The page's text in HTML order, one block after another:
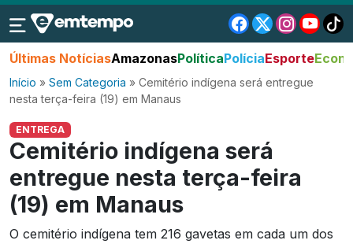
Últimas NotíciasAmazonasPolíticaPolíciaEsporte
Início » Sem Categoria » Cemitério indígena será entregue
nesta terça-feira (19) em Manaus
ENTREGA
Cemitério indígena será
entregue nesta terça-feira
(19) em Manaus
O cemitério indígena tem 216 gavetas em cada um dos